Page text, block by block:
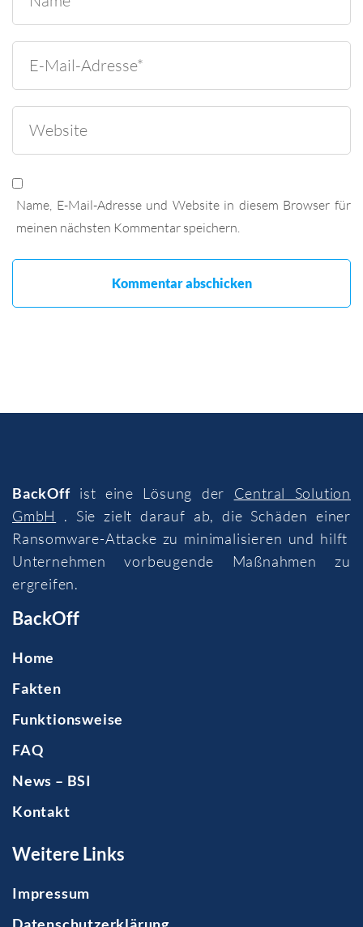
Name, E-Mail-Adresse und Website in diesem Browser für
meinen nächsten Kommentar speichern.
BackOffist eine Lösung der Central Solution
GmbH
. Sie zielt darauf ab, die Schäden einer
Ransomware-Attacke zu minimalisieren und hilft
Unternehmen vorbeugende Maßnahmen zu
ergreifen.
BackOff
Home
Fakten
Funktionsweise
FAQ
News – BSI
Kontakt
Weitere Links
Impressum
Datenschutzerklärung